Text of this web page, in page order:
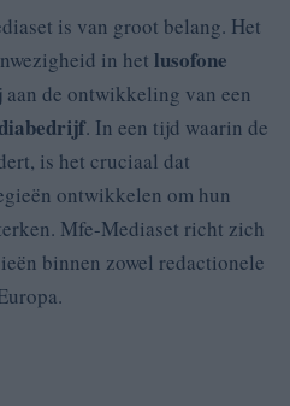
is van groot belang. Het
in het lusofone
de ontwikkeling van een
. In een tijd waarin de
is het cruciaal dat
ontwikkelen om hun
Mfe-Mediaset richt zich
binnen zowel redactionele